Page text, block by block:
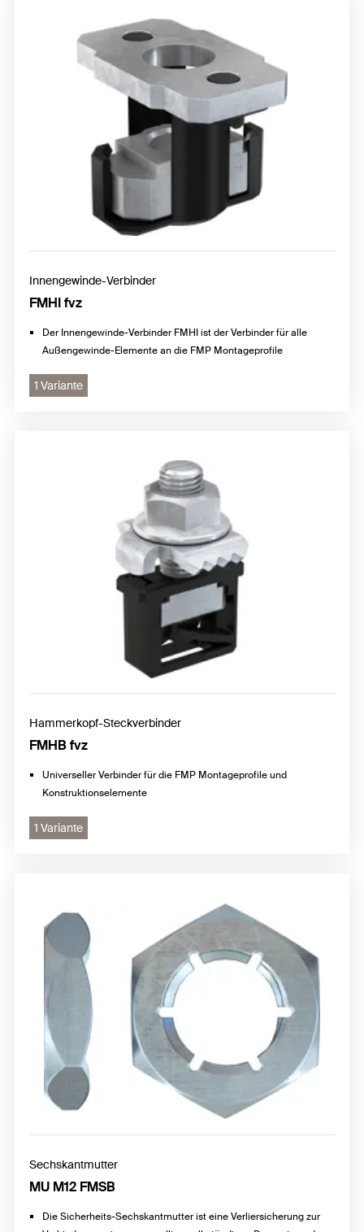
Innengewinde-Verbinder
FMHI fvz
Der Innengewinde-Verbinder FMHI ist der Verbinder für alle
Außengewinde-Elemente an die FMP Montageprofile
1 Variante
Hammerkopf-Steckverbinder
FMHB fvz
Universeller Verbinder für die FMP Montageprofile und
Konstruktionselemente
1 Variante
Sechskantmutter
MU M12 FMSB
Die Sicherheits-Sechskantmutter ist eine Verliersicherung zur